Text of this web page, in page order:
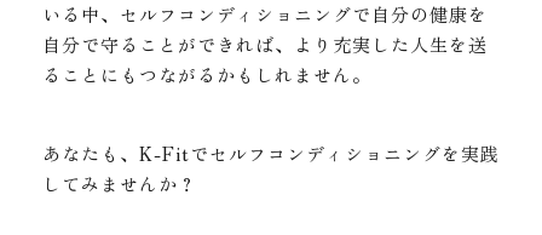
いる中、セルフコンディショニングで自分の健康を
自分で守ることができれば、より充実した人生を送
ることにもつながるかもしれません。
あなたも、K-Fitでセルフコンディショニングを実践
してみませんか？